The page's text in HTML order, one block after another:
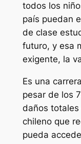
todos los
país puedan
de clase
futuro, y esa
exigente, la
Es una
pesar de los
daños
chileno que
pueda